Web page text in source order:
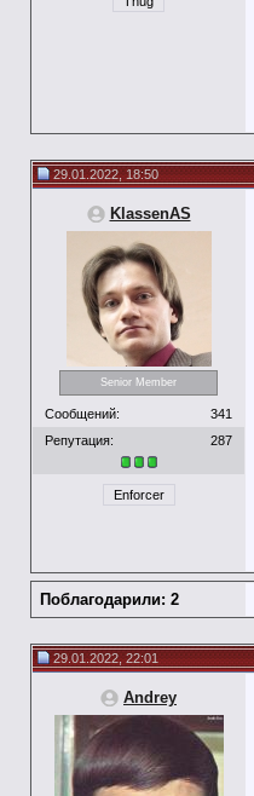
29.01.2022, 18:50
KlassenAS
Senior Member
Сообщений:
341
Репутация:
287
Enforcer
Поблагодарили: 2
29.01.2022, 22:01
Andrey